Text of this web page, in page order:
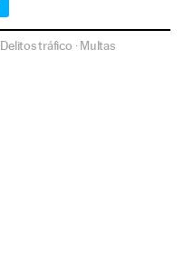
Delitos tráfico ·Multas